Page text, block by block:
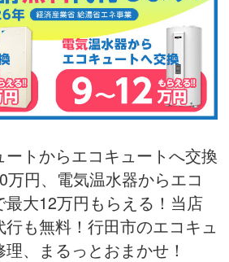
トからエコキュートへ交換
万円、電気温水器からエコ
最大12万円もらえる！当店
も無料！行田市のエコキュ
、まるっとおまかせ！